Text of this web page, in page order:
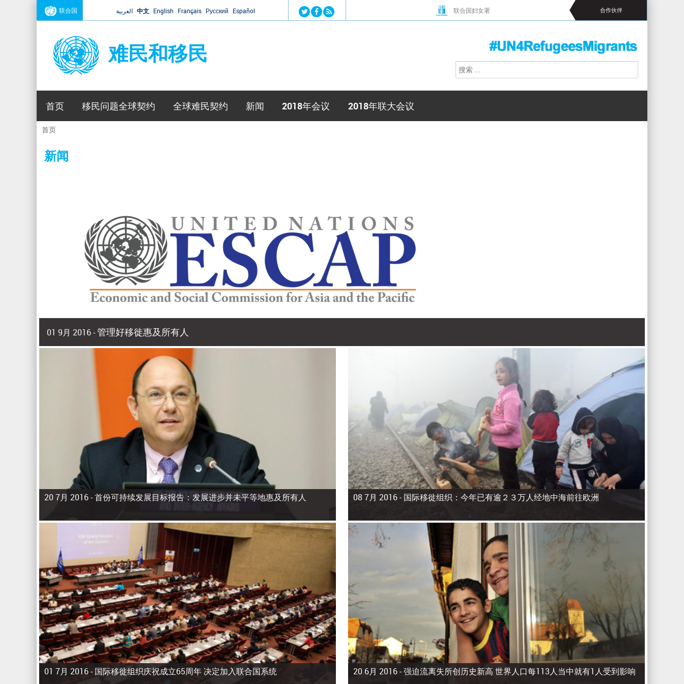
Jump to navigation
联合国 العربية 中文 English Français Русский Español 联合国妇女署 合作伙伴
难民和移民
搜
索
表
搜
索
首页 移民问题全球契约 全球难民契约 新闻 2018年会议 2018年联大会议
你
在
这
首页
新闻
01 9月 2016 -管理好移徙惠及所有人
2016年9月 | 副秘书长兼 亚洲及太平洋经济社会委员会(亚太经社会)执行秘书 沙姆沙德·阿赫塔尔博士
2015年，亚洲和太平洋有9800多万人在出生国以外生活，占全世界所有移徙者的40%。在本区域，移徙者为侨居国和母国带来了多元化、活力和生产力，为生产部门增加了价值，增进了
家庭福祉，增强了国际收支。
20 7月 2016 -首份可持续发展目标报告：发展进步并未平等地惠及所有人 08 7月 2016 -国际移徙组织：今年已有逾２３万人经地中海前往欧洲
01 7月 2016 -国际移徙组织庆祝成立65周年 决定加入联合国系统 20 6月 2016 -强迫流离失所创历史新高 世界人口每113人当中就有1人受到影响